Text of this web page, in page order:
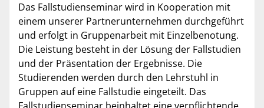
Das Fallstudienseminar wird in Kooperation mit
einem unserer Partnerunternehmen durchgeführt
und erfolgt in Gruppenarbeit mit Einzelbenotung.
Die Leistung besteht in der Lösung der Fallstudien
und der Präsentation der Ergebnisse. Die
Studierenden werden durch den Lehrstuhl in
Gruppen auf eine Fallstudie eingeteilt. Das